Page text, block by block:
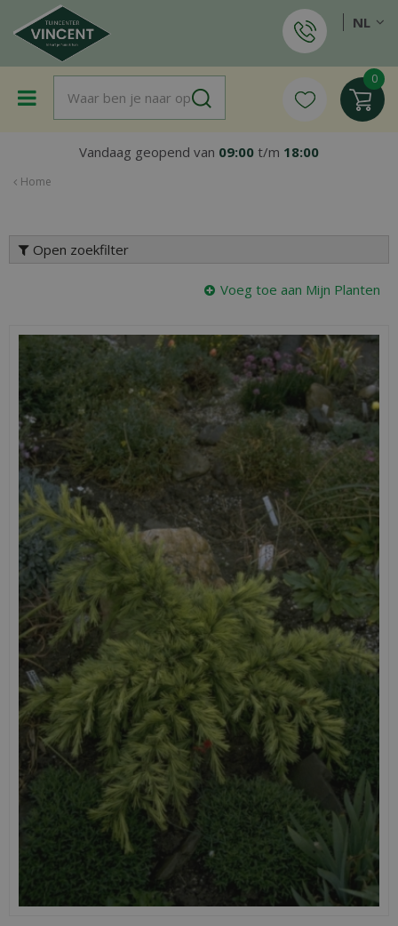
a
Home
Vandaag geopend van 09:00 t/m 18:00
NL
Open zoekfilter
Voeg toe aan Mijn Planten